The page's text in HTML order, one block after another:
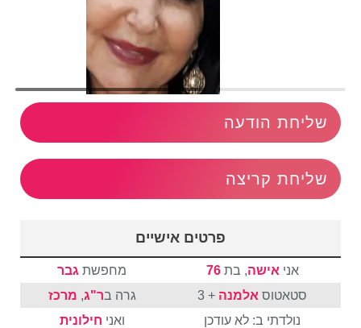
שליחת הודעה
שליחת קריצה
פרטים אישיים
אני אישה, בת76 מחפשת גבר
סטאטוס אלמנה + 3 גרה בר"ג, מרכז
נולדתי ב: לא עודכן
ואני חילונית